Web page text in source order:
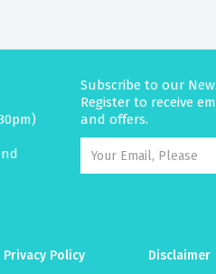
Subscribe to our
Register to receive
and offers.
Privacy Policy Disclaimer